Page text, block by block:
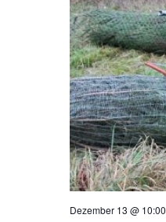
Dezember 13 @ 10:00